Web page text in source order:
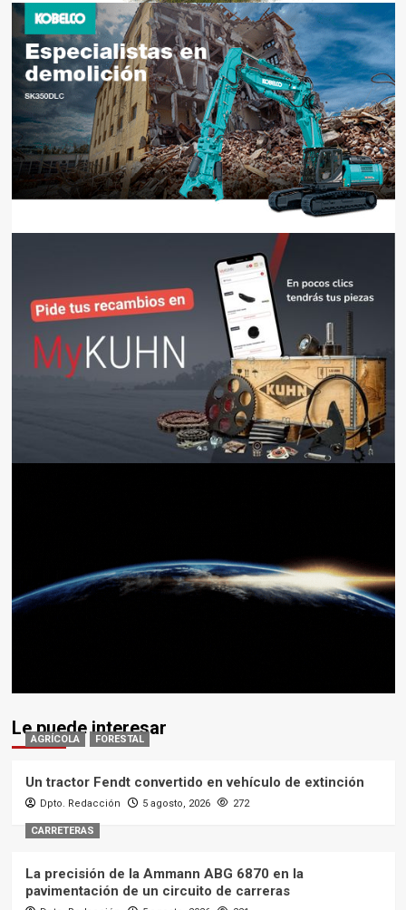
Le puede interesar
AGRÍCOLA FORESTAL
Un tractor Fendt convertido en vehículo de extinción
Dpto. Redacción 5 agosto, 2026 272
CARRETERAS
La precisión de la Ammann ABG 6870 en la
pavimentación de un circuito de carreras